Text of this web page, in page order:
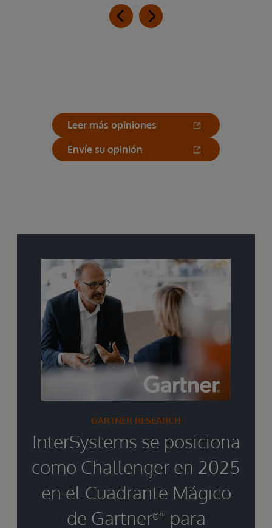
Leer más opiniones
Envíe su opinión
GARTNER RESEARCH
InterSystems se posiciona
como Challenger en 2025
en el Cuadrante Mágico
de Gartner®™
para